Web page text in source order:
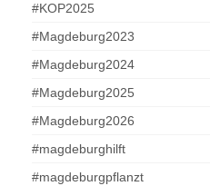
#KOP2025
#Magdeburg2023
#Magdeburg2024
#Magdeburg2025
#Magdeburg2026
#magdeburghilft
#magdeburgpflanzt